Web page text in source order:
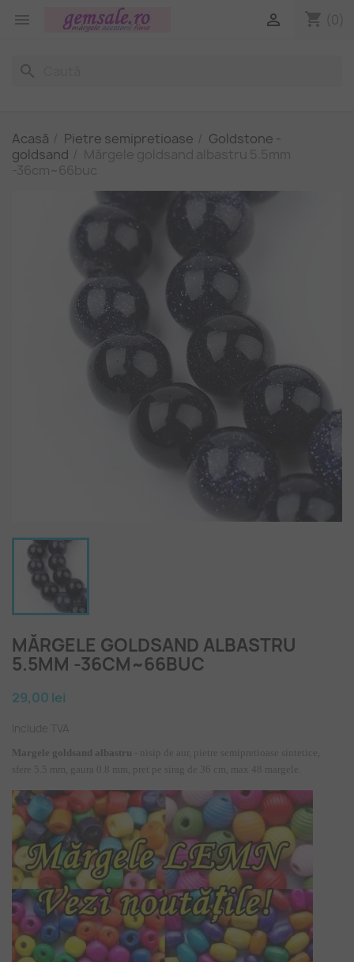
 shopping_cart (0)

search
Acasă Pietre semipretioase
Goldstone -
goldsand
Mărgele goldsand albastru 5.5mm
-36cm~66buc
MĂRGELE GOLDSAND ALBASTRU
5.5MM -36CM~66BUC
29,00 lei
Include TVA
Margele goldsand albastru - nisip de aur, pietre semipretioase sintetice,
sfere 5.5 mm, gaura 0.8 mm, pret pe sirag de 36 cm, max 48 margele.